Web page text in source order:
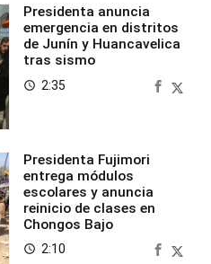
Presidenta anuncia
emergencia en distritos
de Junín y Huancavelica
tras sismo
access_time 2:35
Presidenta Fujimori
entrega módulos
escolares y anuncia
reinicio de clases en
Chongos Bajo
access_time 2:10